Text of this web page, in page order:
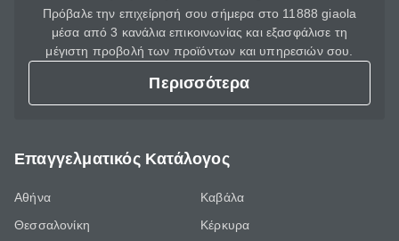
Πρόβαλε την επιχείρησή σου σήμερα στο 11888 giaola
μέσα από 3 κανάλια επικοινωνίας και εξασφάλισε τη
μέγιστη προβολή των προϊόντων και υπηρεσιών σου.
Περισσότερα
Επαγγελματικός Κατάλογος
Αθήνα
Θεσσαλονίκη
Καβάλα
Κέρκυρα